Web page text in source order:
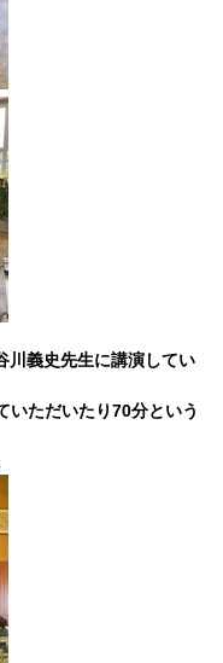
川義史先生に講演してい
いただいたり70分という